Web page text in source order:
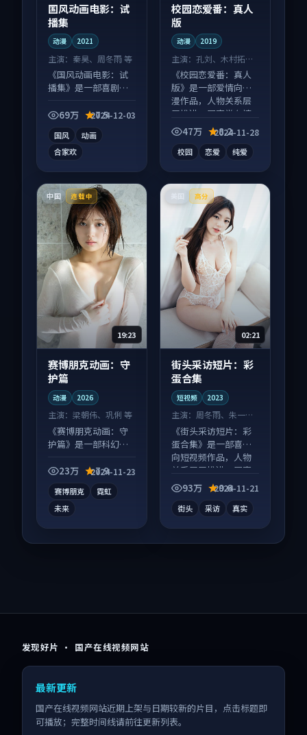
国风动画电影：试
播集
动漫 2021
主演： 秦昊、周冬雨 等
《国风动画电影：试
播集》是一部喜剧向
信息量大，适合沉浸
69万 7.5
2024-12-03
国风
动画
合家欢
校园恋爱番：真人
版
动漫 2019
主演：孔刘、木村拓哉
等
《校园恋爱番：真人
版》是一部爱情向动
漫作品，人物关系层
层推进，尾声常有情
绪落点。
47万 8.2
2024-11-28
校园 恋爱 纯爱
中国 连载中
19:23
赛博朋克动画：守
护篇
动漫 2026
主演： 梁朝伟、巩俐 等
《赛博朋克动画：守
护篇》是一部科幻向
别错过，字幕区常有
23万 7.9
2024-11-23
赛博朋克
霓虹
未来
高分
02:21
街头采访短片：彩
蛋合集
短视频 2023
主演： 周冬雨、朱一龙
等
《街头采访短片：彩
蛋合集》是一部喜剧
向短视频作品，人物
关系层层推进，尾声
常有情绪落点。
93万 9.6
2024-11-21
街头 采访 真实
发现好片 · 国产在线视频网站
最新更新
国产在线视频网站近期上架与日期较新的片目，点击标题即
可播放；完整时间线请前往更新列表。